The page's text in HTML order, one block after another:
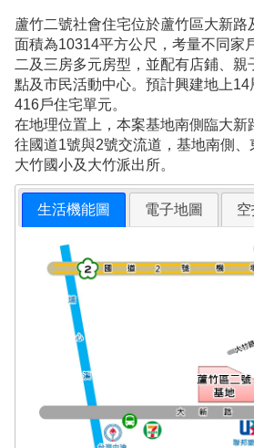
蘆竹二號社會住宅位於蘆竹區大新路
面積為10314平方公尺，考量不同家
二及三房多元房型，並配有店鋪、親
點及市民活動中心。預計興建地上
416戶住宅單元。
在地理位置上，本案基地南側臨大新
往國道1號與2號交流道，基地南側、
大竹國小及大竹派出所。
生活機能圖 電子地圖